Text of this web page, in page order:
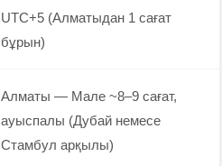
UTC+5 (Алматыдан 1 сағат
бұрын)
Алматы — Мале ~8–9 сағат,
ауыспалы (Дубай немесе
Стамбул арқылы)